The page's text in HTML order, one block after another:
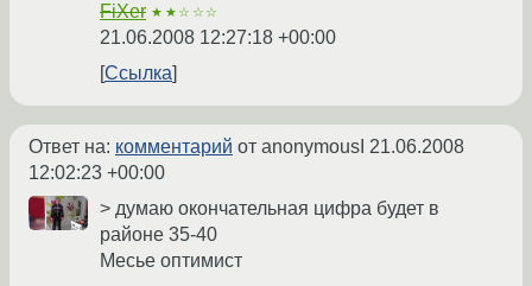
FiXer ★★☆☆☆
21.06.2008 12:27:18 +00:00
Ссылка
Ответ на: комментарий от anonymousI 21.06.2008
12:02:23 +00:00
> думаю окончательная цифра будет в
районе 35-40
Месье оптимист